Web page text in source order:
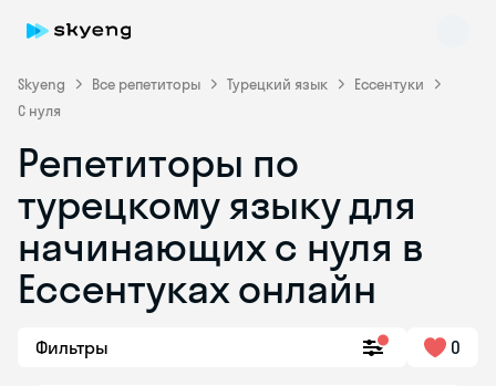
Skyeng Все репетиторы Турецкий язык
Ессентуки
С нуля
Репетиторы по
турецкому языку для
начинающих с нуля в
Ессентуках онлайн
Фильтры 0
Skyeng Chat